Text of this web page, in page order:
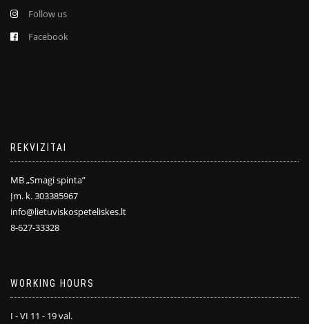
Follow us
Facebook
REKVIZITAI
MB „Smagi spinta”
Įm. k. 303385967
info@lietuviskospeteliskes.lt
8-627-33328
WORKING HOURS
I - VI 11 - 19 val.